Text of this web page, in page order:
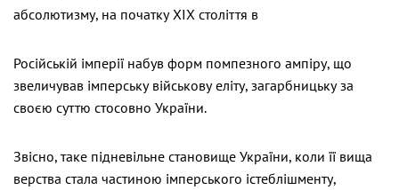
абсолютизму, на початку ХІХ століття в
Російській імперії набув форм помпезного ампіру, що
звеличував імперську військову еліту, загарбницьку за
своєю суттю стосовно України.
Звісно, таке підневільне становище України, коли її вища
верства стала частиною імперського істеблішменту,